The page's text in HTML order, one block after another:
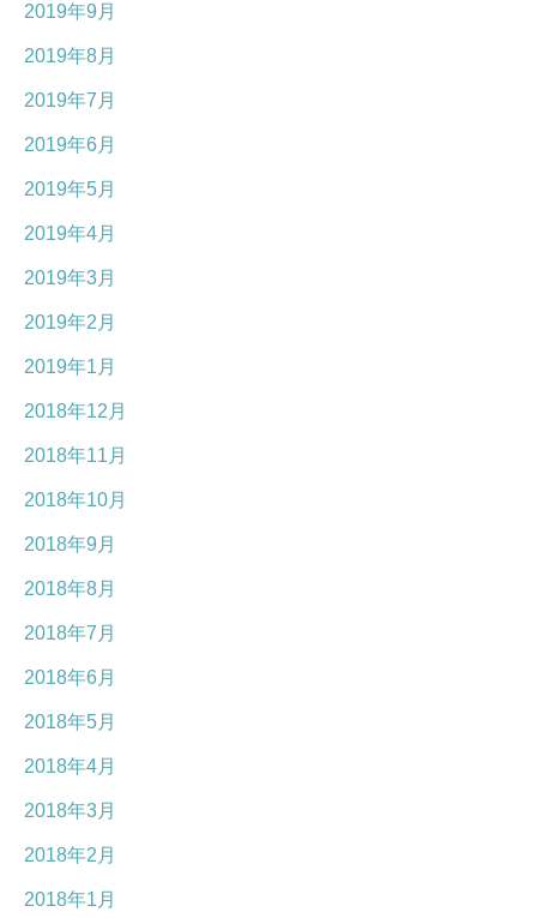
2019年9月
2019年8月
2019年7月
2019年6月
2019年5月
2019年4月
2019年3月
2019年2月
2019年1月
2018年12月
2018年11月
2018年10月
2018年9月
2018年8月
2018年7月
2018年6月
2018年5月
2018年4月
2018年3月
2018年2月
2018年1月